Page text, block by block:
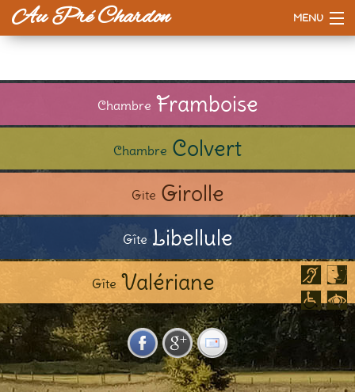
Au Pré Chardon MENU
A voir / à faire
Chambre Framboise
Chambre Colvert
Gite Girolle
Gîte Libellule
Gîte Valériane